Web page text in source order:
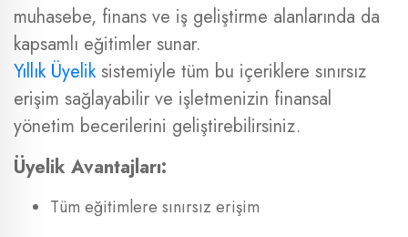
muhasebe, finans ve iş geliştirme alanlarında da
kapsamlı eğitimler sunar.
Yıllık Üyeliksistemiyle tüm bu içeriklere sınırsız
erişim sağlayabilir ve işletmenizin finansal
yönetim becerilerini geliştirebilirsiniz.
Üyelik Avantajları:
Tüm eğitimlere sınırsız erişim